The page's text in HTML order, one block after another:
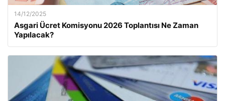
14/12/2025
Asgari Ücret Komisyonu 2026 Toplantısı Ne Zaman
Yapılacak?